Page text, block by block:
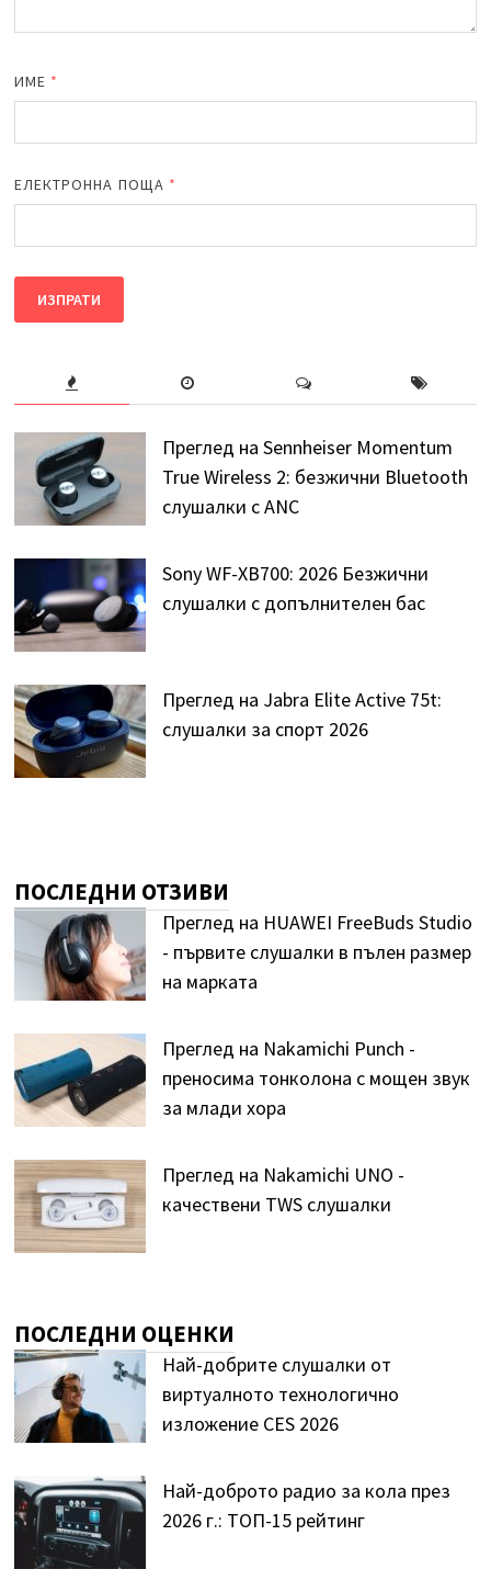
ИМЕ *
ЕЛЕКТРОННА ПОЩА *
Преглед на Sennheiser Momentum
True Wireless 2: безжични Bluetooth
слушалки с ANC
Sony WF-XB700: 2026 Безжични
слушалки с допълнителен бас
Преглед на Jabra Elite Active 75t:
слушалки за спорт 2026
ПОСЛЕДНИ ОТЗИВИ
Преглед на HUAWEI FreeBuds Studio
- първите слушалки в пълен размер
на марката
Преглед на Nakamichi Punch -
преносима тонколона с мощен звук
за млади хора
Преглед на Nakamichi UNO -
качествени TWS слушалки
ПОСЛЕДНИ ОЦЕНКИ
Най-добрите слушалки от
виртуалното технологично
изложение CES 2026
Най-доброто радио за кола през
2026 г.: ТОП-15 рейтинг